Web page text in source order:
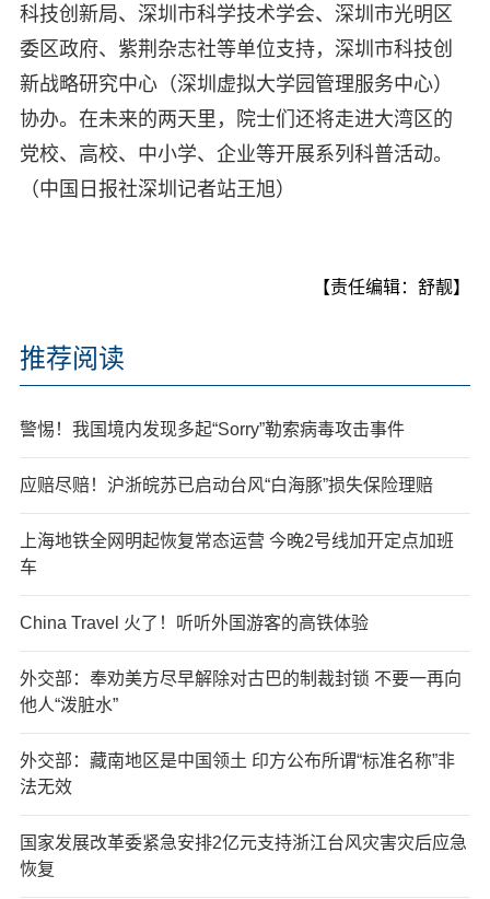
科技创新局、深圳市科学技术学会、深圳市光明区
委区政府、紫荆杂志社等单位支持，深圳市科技创
新战略研究中心（深圳虚拟大学园管理服务中心）
协办。在未来的两天里，院士们还将走进大湾区的
党校、高校、中小学、企业等开展系列科普活动。
（中国日报社深圳记者站王旭）
【责任编辑：舒靓】
推荐阅读
警惕！我国境内发现多起“Sorry”勒索病毒攻击事件
应赔尽赔！沪浙皖苏已启动台风“白海豚”损失保险理赔
上海地铁全网明起恢复常态运营 今晚2号线加开定点加班
车
China Travel 火了！听听外国游客的高铁体验
外交部：奉劝美方尽早解除对古巴的制裁封锁 不要一再向
他人“泼脏水”
外交部：藏南地区是中国领土 印方公布所谓“标准名称”非
法无效
国家发展改革委紧急安排2亿元支持浙江台风灾害灾后应急
恢复